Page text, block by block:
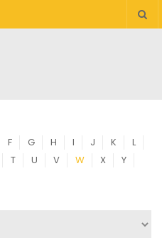
F G H I J K
L
T U V W X
Y